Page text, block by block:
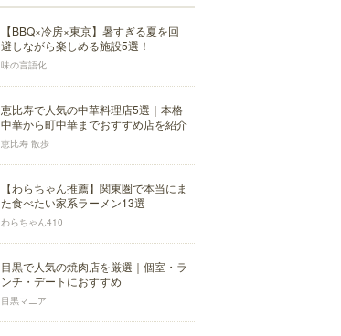
【BBQ×冷房×東京】暑すぎる夏を回
避しながら楽しめる施設5選！
味の言語化
恵比寿で人気の中華料理店5選｜本格
中華から町中華までおすすめ店を紹介
恵比寿 散歩
【わらちゃん推薦】関東圏で本当にま
た食べたい家系ラーメン13選
わらちゃん410
目黒で人気の焼肉店を厳選｜個室・ラ
ンチ・デートにおすすめ
目黒マニア